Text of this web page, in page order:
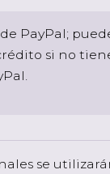
PayPal;
si no
se